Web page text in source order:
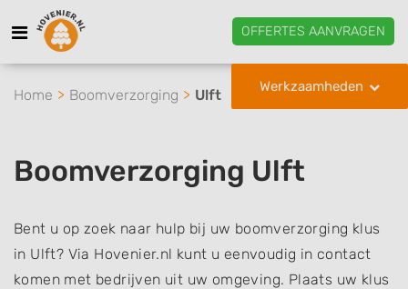
OFFERTES AANVRAGEN
Werkzaamheden
Home Boomverzorging Ulft
Boomverzorging Ulft
Bent u op zoek naar hulp bij uw boomverzorging klus
in Ulft? Via Hovenier.nl kunt u eenvoudig in contact
komen met bedrijven uit uw omgeving. Plaats uw klus